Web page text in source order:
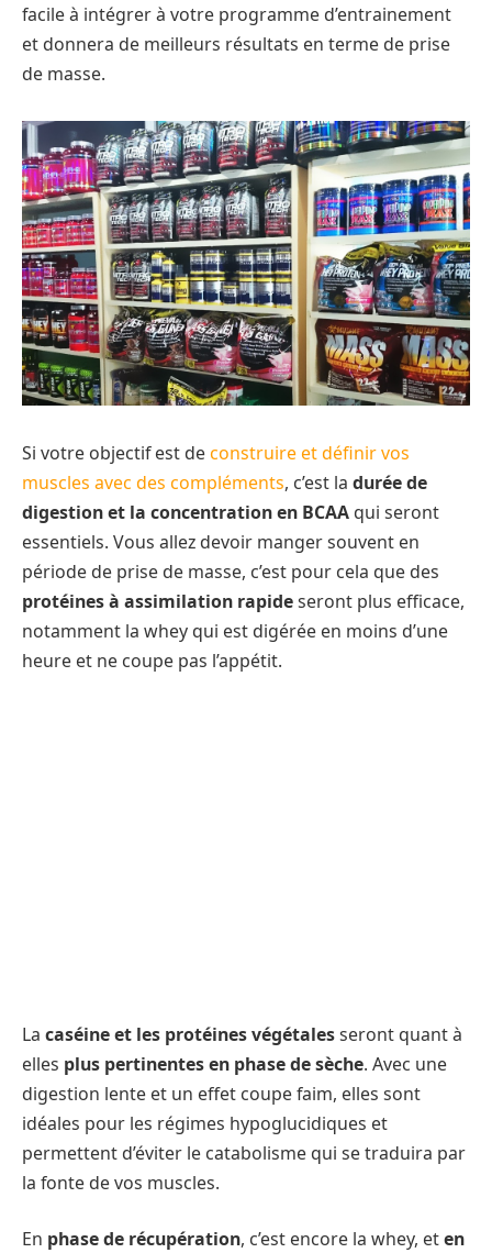
facile à intégrer à votre programme d’entrainement
et donnera de meilleurs résultats en terme de prise
de masse.
Si votre objectif est deconstruire et définir vos
muscles avec des compléments, c’est la durée de
digestion et la concentration en BCAA qui seront
essentiels. Vous allez devoir manger souvent en
période de prise de masse, c’est pour cela que des
protéines à assimilation rapideseront plus efficace,
notamment la whey qui est digérée en moins d’une
heure et ne coupe pas l’appétit.
La caséine et les protéines végétalesseront quant à
elles plus pertinentes en phase de sèche. Avec une
digestion lente et un effet coupe faim, elles sont
idéales pour les régimes hypoglucidiques et
permettent d’éviter le catabolisme qui se traduira par
la fonte de vos muscles.
En phase de récupération, c’est encore la whey, eten